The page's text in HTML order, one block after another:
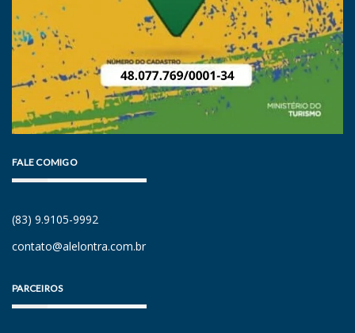
FALE COMIGO
(83) 9.9105-9992
contato@alelontra.com.br
PARCEIROS